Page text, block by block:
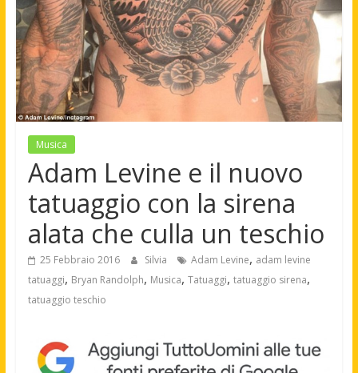
Musica
Adam Levine e il nuovo
tatuaggio con la sirena
alata che culla un teschio
25 Febbraio 2016 Silvia Adam Levine, adam levine
tatuaggi, Bryan Randolph, Musica, Tatuaggi, tatuaggio sirena,
tatuaggio teschio